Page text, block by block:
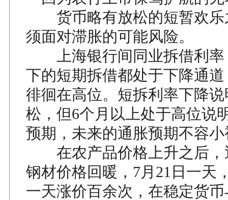
货币略有放松的短暂欢乐
须面对滞胀的可能风险。
上海银行间同业拆借利率
下的短期拆借都处于下降通
徘徊在高位。短拆利率下降
松，但6个月以上处于高位说
预期，未来的通胀预期不容
在农产品价格上升之后，
钢材价格回暖，7月21日一天
一天涨价百余次，在稳定货